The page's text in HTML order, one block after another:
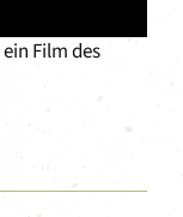
Film des